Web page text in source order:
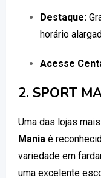
Destaque:
horário
Acesse
2. SPORT
Uma das lojas
Mania é
variedade em
uma excelente